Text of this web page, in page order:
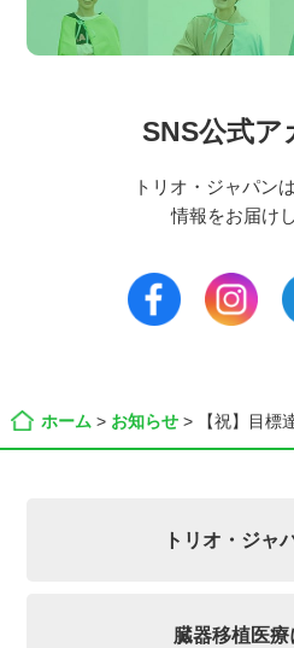
SNS公式ア
トリオ・ジャパン
情報をお届け
ホーム > お知らせ > 【祝】目
トリオ・ジャ
臓器移植医療